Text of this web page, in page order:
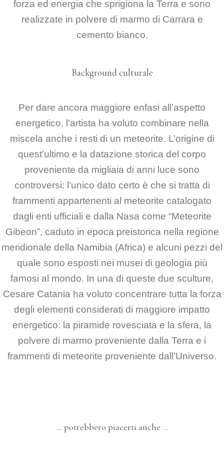
forza ed energia che sprigiona la Terra e sono
realizzate in polvere di marmo di Carrara e
cemento bianco.
Background culturale
Per dare ancora maggiore enfasi all’aspetto
energetico, l’artista ha voluto combinare nella
miscela anche i resti di un meteorite. L’origine di
quest’ultimo e la datazione storica del corpo
proveniente da migliaia di anni luce sono
controversi: l’unico dato certo è che si tratta di
frammenti appartenenti al meteorite catalogato
dagli enti ufficiali e dalla Nasa come “Meteorite
Gibeon”, caduto in epoca preistorica nella regione
meridionale della Namibia (Africa) e alcuni pezzi del
quale sono esposti nei musei di geologia più
famosi al mondo. In una di queste due sculture,
Cesare Catania ha voluto concentrare tutta la forza
degli elementi considerati di maggiore impatto
energetico: la piramide rovesciata e la sfera, la
polvere di marmo proveniente dalla Terra e i
frammenti di meteorite proveniente dall’Universo.
… potrebbero piacerti anche …